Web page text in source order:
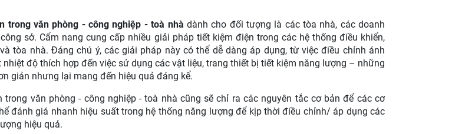
trong văn phòng - công nghiệp - toà nhà dành cho đối tượng là các tòa nhà, các doanh
sở. Cẩm nang cung cấp nhiều giải pháp tiết kiệm điện trong các hệ thống điều khiển,
tòa nhà. Đáng chú ý, các giải pháp này có thể dễ dàng áp dụng, từ việc điều chỉnh ánh
độ thích hợp đến việc sử dụng các vật liệu, trang thiết bị tiết kiệm năng lượng – những
giản nhưng lại mang đến hiệu quả đáng kể.
trong văn phòng - công nghiệp - toà nhà cũng sẽ chỉ ra các nguyên tắc cơ bản để các cơ
đánh giá nhanh hiệu suất trong hệ thống năng lượng để kịp thời điều chỉnh/ áp dụng các
hiệu quả.